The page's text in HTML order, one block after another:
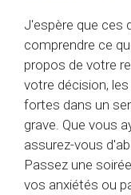
J'espère que ces
comprendre ce
propos de votre
votre décision,
fortes dans un
grave. Que vous
assurez-vous
Passez une
vos anxiétés ou